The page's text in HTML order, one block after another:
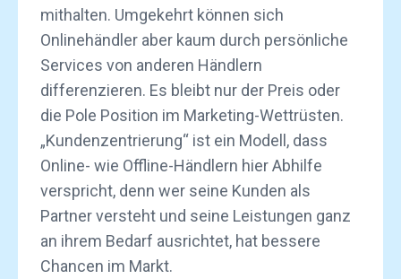
mithalten. Umgekehrt können sich
Onlinehändler aber kaum durch persönliche
Services von anderen Händlern
differenzieren. Es bleibt nur der Preis oder
die Pole Position im Marketing-Wettrüsten.
„Kundenzentrierung“ ist ein Modell, dass
Online- wie Offline-Händlern hier Abhilfe
verspricht, denn wer seine Kunden als
Partner versteht und seine Leistungen ganz
an ihrem Bedarf ausrichtet, hat bessere
Chancen im Markt.